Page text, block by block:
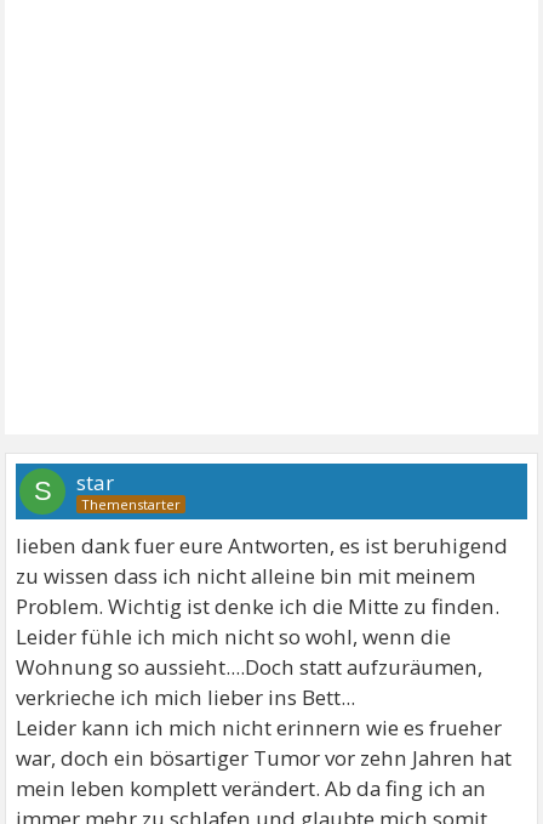
S star
lieben dank fuer eure Antworten, es ist beruhigend
zu wissen dass ich nicht alleine bin mit meinem
Problem. Wichtig ist denke ich die Mitte zu finden.
Leider fühle ich mich nicht so wohl, wenn die
Wohnung so aussieht....Doch statt aufzuräumen,
verkrieche ich mich lieber ins Bett...
Leider kann ich mich nicht erinnern wie es frueher
war, doch ein bösartiger Tumor vor zehn Jahren hat
mein leben komplett verändert. Ab da fing ich an
immer mehr zu schlafen und glaubte mich somit